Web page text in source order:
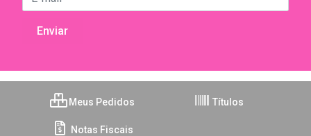
Meus Pedidos Títulos
Notas Fiscais